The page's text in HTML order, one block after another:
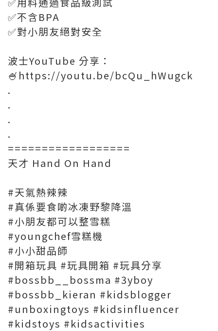
✅不含BPA
✅對小朋友絕對安全
波士YouTube 分享：
🍧https://youtu.be/bcQu_hWugck
.
.
.
.
==================
天才 Hand On Hand
#天氣熱辣辣
#真係要食啲冰凍野黎降溫
#小朋友都可以整雪糕
#youngchef雪糕機
#小小甜品師
#開箱玩具 #玩具開箱 #玩具分享
#bossbb__bossma #3yboy
#bossbb_kieran #kidsblogger
#unboxingtoys #kidsinfluencer
#kidstoys #kidsactivities